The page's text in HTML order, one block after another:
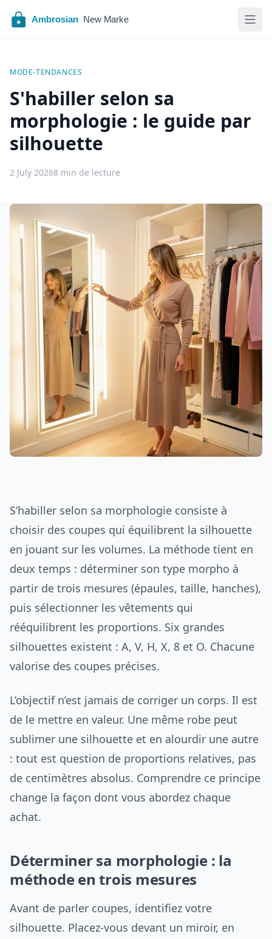
MODE-TENDANCES
S'habiller selon sa
morphologie : le guide par
silhouette
2 July 20268 min de lecture
S’habiller selon sa morphologie consiste à
choisir des coupes qui équilibrent la silhouette
en jouant sur les volumes. La méthode tient en
deux temps : déterminer son type morpho à
partir de trois mesures (épaules, taille, hanches),
puis sélectionner les vêtements qui
rééquilibrent les proportions. Six grandes
silhouettes existent : A, V, H, X, 8 et O. Chacune
valorise des coupes précises.
L’objectif n’est jamais de corriger un corps. Il est
de le mettre en valeur. Une même robe peut
sublimer une silhouette et en alourdir une autre
: tout est question de proportions relatives, pas
de centimètres absolus. Comprendre ce principe
change la façon dont vous abordez chaque
achat.
Déterminer sa morphologie : la
méthode en trois mesures
Avant de parler coupes, identifiez votre
silhouette. Placez-vous devant un miroir, en